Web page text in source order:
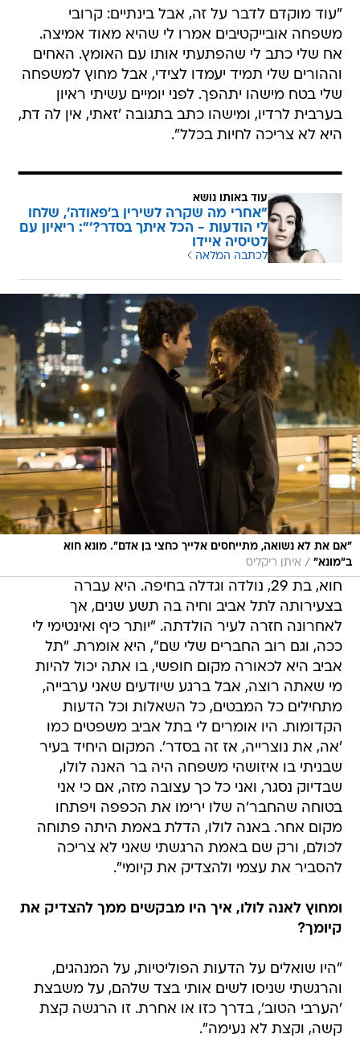
"עוד מוקדם לדבר על זה, אבל בינתיים: קרובי
משפחה אובייקטיבים אמרו לי שהיא מאוד אמיצה.
אח שלי כתב לי שהפתעתי אותו עם האומץ. האחים
וההורים שלי תמיד יעמדו לצידי, אבל מחוץ למשפחה
שלי בטח מישהו יתהפך. לפני יומיים עשיתי ראיון
בערבית לרדיו, ומישהו כתב בתגובה 'זאתי, אין לה דת,
היא לא צריכה לחיות בכלל".
עוד באותו נושא
"אחרי מה שקרה לשירין ב'פאודה', שלחו
לי הודעות - הכל איתך בסדר?'": ריאיון עם
לטיסיה איידו
לכתבה המלאה
"אם את לא נשואה, מתייחסים אלייך כחצי בן אדם". מונא חוא
ב"מונא" / איתן ריקליס
חוא, בת 29, נולדה וגדלה בחיפה. היא עברה
בצעירותה לתל אביב וחיה בה תשע שנים, אך
לאחרונה חזרה לעיר הולדתה. "יותר כיף ואינטימי לי
ככה, וגם רוב החברים שלי שם", היא אומרת. "תל
אביב היא לכאורה מקום חופשי, בו אתה יכול להיות
מי שאתה רוצה, אבל ברגע שיודעים שאני ערבייה,
מתחילים כל המבטים, כל השאלות וכל הדעות
הקדומות. היו אומרים לי בתל אביב משפטים כמו
'אה, את נוצרייה, אז זה בסדר'. המקום היחיד בעיר
שבניתי בו איזושהי משפחה היה בר האנה לולו,
שבדיוק נסגר, ואני כל כך עצובה מזה, אם כי אני
בטוחה שהחבר'ה שלו ירימו את הכפפה ויפתחו
מקום אחר. באנה לולו, הדלת באמת היתה פתוחה
לכולם, ורק שם באמת הרגשתי שאני לא צריכה
להסביר את עצמי ולהצדיק את קיומי".
ומחוץ לאנה לולו, איך היו מבקשים ממך להצדיק את
קיומך?
"היו שואלים על הדעות הפוליטיות, על המנהגים,
והרגשתי שניסו לשים אותי בצד שלהם, על משבצת
'הערבי הטוב', בדרך כזו או אחרת. זו הרגשה קצת
קשה, וקצת לא נעימה".